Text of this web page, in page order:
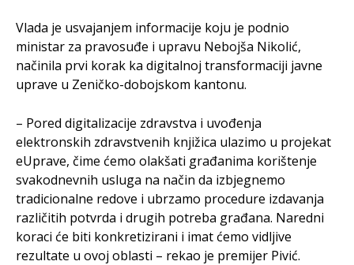
Vlada je usvajanjem informacije koju je podnio
ministar za pravosuđe i upravu Nebojša Nikolić,
načinila prvi korak ka digitalnoj transformaciji javne
uprave u Zeničko-dobojskom kantonu.
– Pored digitalizacije zdravstva i uvođenja
elektronskih zdravstvenih knjižica ulazimo u projekat
eUprave, čime ćemo olakšati građanima korištenje
svakodnevnih usluga na način da izbjegnemo
tradicionalne redove i ubrzamo procedure izdavanja
različitih potvrda i drugih potreba građana. Naredni
koraci će biti konkretizirani i imat ćemo vidljive
rezultate u ovoj oblasti – rekao je premijer Pivić.